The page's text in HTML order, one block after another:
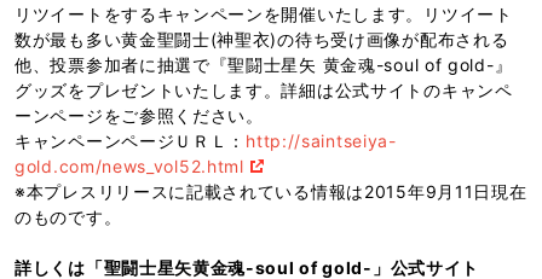
リツイートをするキャンペーンを開催いたします。リツイート
数が最も多い黄金聖闘士(神聖衣)の待ち受け画像が配布される
他、投票参加者に抽選で『聖闘士星矢 黄金魂-soul of gold-』
グッズをプレゼントいたします。詳細は公式サイトのキャンペ
ーンページをご参照ください。
キャンペーンページＵＲＬ： http://saintseiya-
gold.com/news_vol52.html
※本プレスリリースに記載されている情報は2015年9月11日現在
のものです。
詳しくは「聖闘士星矢黄金魂-soul of gold-」公式サイト